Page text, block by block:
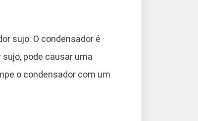
sujo. O condensador é
pode causar uma
o condensador com um